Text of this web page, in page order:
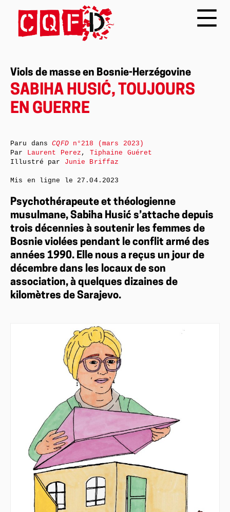
Viols de masse en Bosnie-Herzégovine
SABIHA HUSIĆ, TOUJOURS
EN GUERRE
Psychothérapeute et théologienne
musulmane, Sabiha Husić s’attache depuis
trois décennies à soutenir les femmes de
Bosnie violées pendant le conflit armé des
années 1990. Elle nous a reçus un jour de
décembre dans les locaux de son
association, à quelques dizaines de
kilomètres de Sarajevo.
Paru dansCQFDn°218 (mars 2023)
Par Laurent Perez , Tiphaine Guéret
Illustré par Junie Briffaz
Mis en ligne le 27.04.2023